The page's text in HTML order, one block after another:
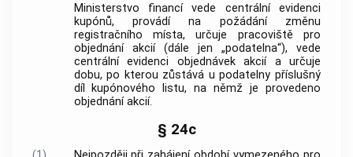
Ministerstvo financí vede centrální evidenci
kupónů, provádí na požádání změnu
registračního místa, určuje pracoviště pro
objednání akcií (dále jen „podatelna“), vede
centrální evidenci objednávek akcií a určuje
dobu, po kterou zůstává u podatelny příslušný
díl kupónového listu, na němž je provedeno
objednání akcií.
§ 24c